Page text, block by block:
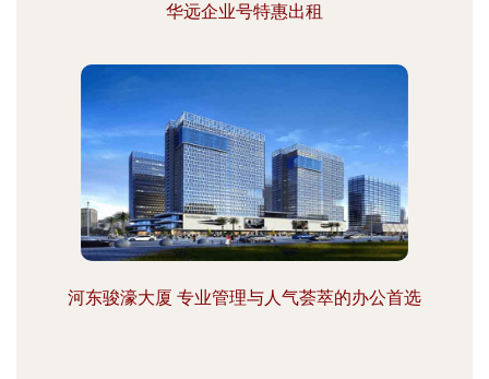
华远企业号特惠出租
河东骏濠大厦 专业管理与人气荟萃的办公首选